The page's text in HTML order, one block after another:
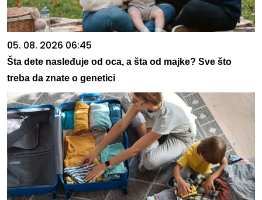
05. 08. 2026 06:45
Šta dete nasleđuje od oca, a šta od majke? Sve što
treba da znate o genetici